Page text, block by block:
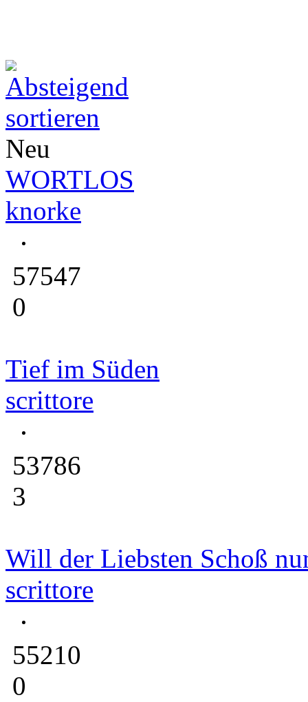
Neu
WORTLOS
knorke
57547
0
Tief im Süden
scrittore
53786
3
Will der Liebsten Schoß
scrittore
55210
0